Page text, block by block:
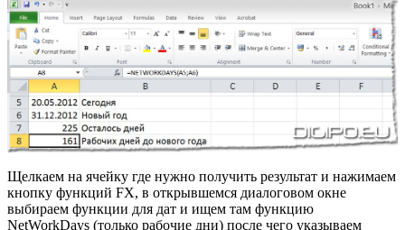
Щелкаем на ячейку где нужно получить результат и нажимаем
кнопку функций FX, в открывшемся диалоговом окне
выбираем функции для дат и ищем там функцию
NetWorkDays (только рабочие дни) после чего указываем